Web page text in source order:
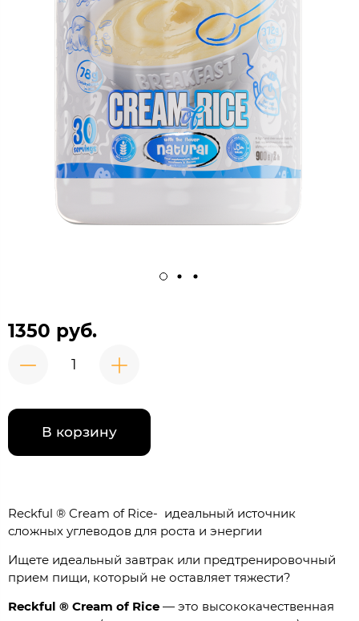
1350 руб.
В корзину
Reckful ® Cream of Rice- идеальный источник
сложных углеводов для роста и энергии
Ищете идеальный завтрак или предтренировочный
прием пищи, который не оставляет тяжести?
Reckful ® Cream of Rice — это высококачественная